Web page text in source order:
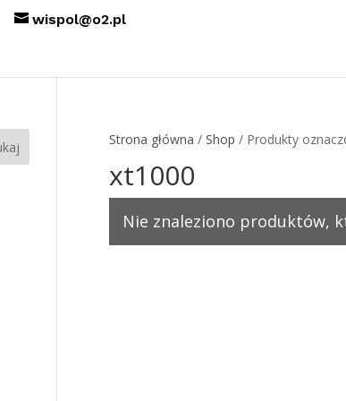
wispol@o2.pl
Strona główna / Shop / Produkty
xt1000
Nie znaleziono produktów,